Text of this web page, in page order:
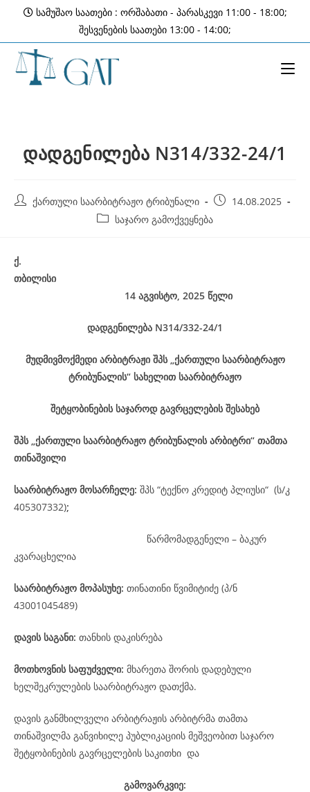
content
სამუშაო საათები : ორშაბათი - პარასკევი 11:00 - 18:00;
შესვენების საათები 13:00 - 14:00;
დადგენილება N314/332-24/1
Post ქართული საარბიტრაჟო ტრიბუნალი
Post 14.08.2025
Post საჯარო გამოქვეყნება
ქ.
თბილისი
14 აგვისტო, 2025 წელი
დადგენილება N314/332-24/1
მუდმივმოქმედი არბიტრაჟი შპს „ქართული საარბიტრაჟო
ტრიბუნალის“ სახელით საარბიტრაჟო
შეტყობინების საჯაროდ გავრცელების შესახებ
შპს „ქართული საარბიტრაჟო ტრიბუნალის არბიტრი“ თამთა
თინაშვილი
საარბიტრაჟო მოსარჩელე: შპს “ტექნო კრედიტ პლიუსი“ (ს/კ
405307332);
წარმომადგენელი – ბაკურ
კვარაცხელია
საარბიტრაჟო მოპასუხე: თინათინი წვიმიტიძე (პ/ნ
43001045489)
დავის საგანი: თანხის დაკისრება
მოთხოვნის საფუძველი: მხარეთა შორის დადებული
ხელშეკრულების საარბიტრაჟო დათქმა.
დავის განმხილველი არბიტრაჟის არბიტრმა თამთა
თინაშვილმა განვიხილე პუბლიკაციის მეშვეობით საჯარო
შეტყობინების გავრცელების საკითხი და
გამოვარკვიე: